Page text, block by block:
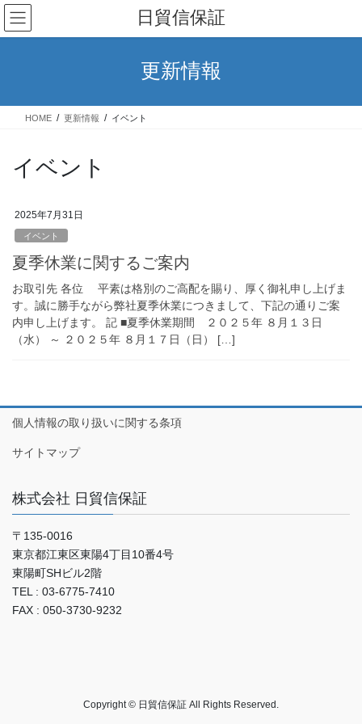
コ
ン
テ
ス
ナ
ビ
ゲ
ン
日貿信保証
更新情報
HOME 更新情報 イベント
イベント
2025年7月31日
イベント
夏季休業に関するご案内
お取引先 各位 平素は格別のご高配を賜り、厚く御礼申し上げま
す。誠に勝手ながら弊社夏季休業につきまして、下記の通りご案
内申し上げます。 記 ■夏季休業期間 ２０２５年 ８月１３日
（水） ～ ２０２５年 ８月１７日（日） […]
個人情報の取り扱いに関する条項
サイトマップ
株式会社 日貿信保証
〒135-0016
東京都江東区東陽4丁目10番4号
東陽町SHビル2階
TEL : 03-6775-7410
FAX : 050-3730-9232
Copyright © 日貿信保証 All Rights Reserved.